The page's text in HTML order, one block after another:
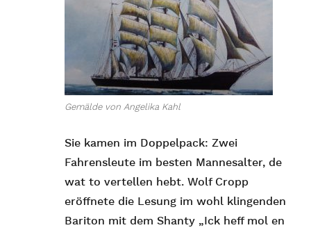
Gemälde von Angelika Kahl
Sie kamen im Doppelpack: Zwei
Fahrensleute im besten Mannesalter, de
wat to vertellen hebt. Wolf Cropp
eröffnete die Lesung im wohl klingenden
Bariton mit dem Shanty „Ick heff mol en